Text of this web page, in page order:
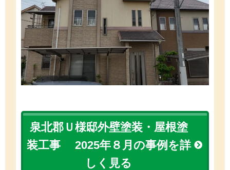
泉北郡Ｕ様邸外壁塗装・屋根塗
装工事 2025年８月の事例を詳
しく見る